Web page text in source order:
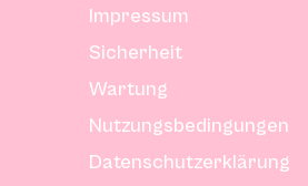
Impressum
Sicherheit
Wartung
Nutzungsbedingungen
Datenschutzerklärung